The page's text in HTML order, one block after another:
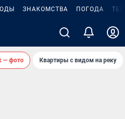
ЗНАКОМСТВА ПОГОДА
— фото Квартиры с видом на реку